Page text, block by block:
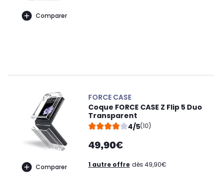
Comparer
Comparer
FORCE CASE
Coque FORCE CASE Z Flip 5 Duo
Transparent
4/5(10)
49,90€
1 autre offre dès 49,90€